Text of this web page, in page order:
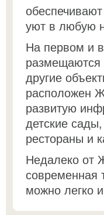
уют в любую
На первом и
размещаются
другие
расположен
развитую
детские
рестораны и
Недалеко от
современная
можно легко